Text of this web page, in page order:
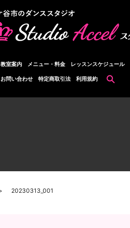
教室案内 メニュー・料金 レッスンスケジュール
お問い合わせ 特定商取引法 利用規約
20230313_001